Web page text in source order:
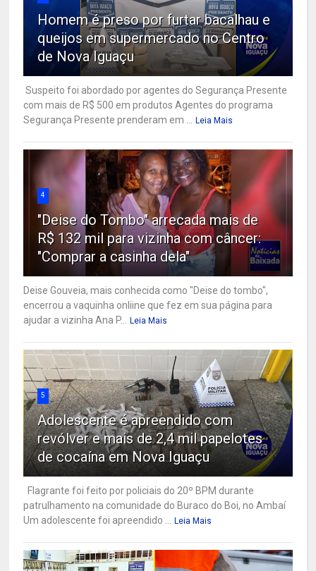
Homem é preso por furtar bacalhau e
queijos em supermercado no Centro
de Nova Iguaçu
Suspeito foi abordado por agentes do Segurança Presente
com mais de R$ 500 em produtos Agentes do programa
Segurança Presente prenderam em ... Leia Mais
4
"Deise do Tombo" arrecada mais de
R$ 132 mil para vizinha com câncer:
"Comprar a casinha dela"
Deise Gouveia, mais conhecida como "Deise do tombo",
encerrou a vaquinha onliine que fez em sua página para
ajudar a vizinha Ana P... Leia Mais
5
Adolescente é apreendido com
revólver e mais de 2,4 mil papelotes
de cocaína em Nova Iguaçu
Flagrante foi feito por policiais do 20º BPM durante
patrulhamento na comunidade do Buraco do Boi, no Ambaí
Um adolescente foi apreendido ... Leia Mais